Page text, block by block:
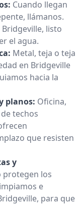
Cuando llegan
llámanos.
listo
el agua.
Metal, teja o teja
en Bridgeville
hacia la
planos: Oficina,
techos
que resisten
y
protegen los
e
para que